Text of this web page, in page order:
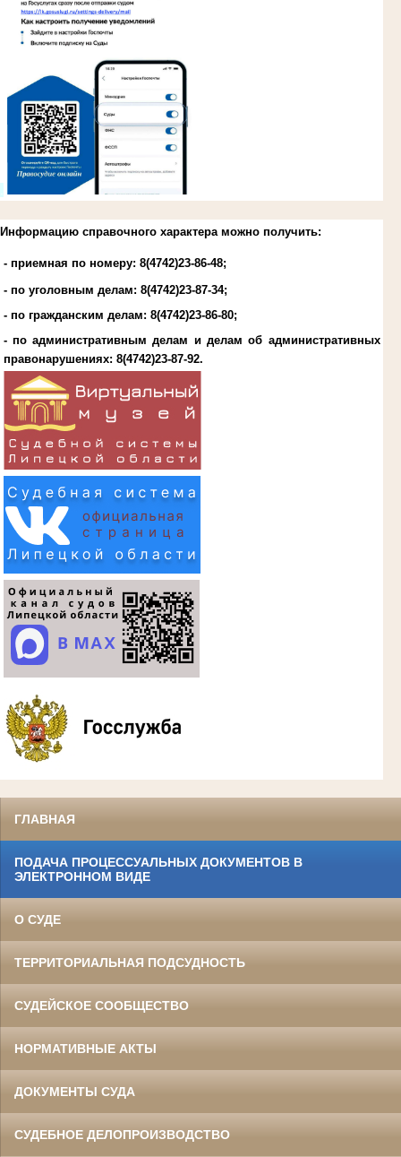
Информацию справочного характера можно получить:
- приемная по номеру: 8(4742)23-86-48;
- по уголовным делам: 8(4742)23-87-34;
- по гражданским делам: 8(4742)23-86-80;
- по административным делам и делам об административных
правонарушениях: 8(4742)23-87-92.
ГЛАВНАЯ
ПОДАЧА ПРОЦЕССУАЛЬНЫХ ДОКУМЕНТОВ В
ЭЛЕКТРОННОМ ВИДЕ
О СУДЕ
ТЕРРИТОРИАЛЬНАЯ ПОДСУДНОСТЬ
СУДЕЙСКОЕ СООБЩЕСТВО
НОРМАТИВНЫЕ АКТЫ
ДОКУМЕНТЫ СУДА
СУДЕБНОЕ ДЕЛОПРОИЗВОДСТВО